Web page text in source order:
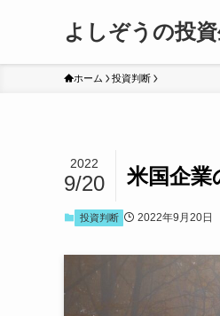
よしぞうの投
ホーム 投資判断
米国企業
2022
9/20
投資判断 2022年9月20日